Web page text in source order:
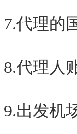
7.代理的
8.代理人
9.出发机